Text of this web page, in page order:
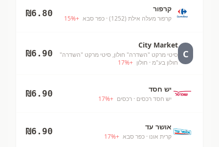
קרפור
קרפור מעלה אילת (1252) · כפר סבא +
15%
₪6.80
C
City Market
סיטי מרקט "השדרה" חולון, סיטי מרקט "השדרה"
חולון בע"מ· חולון +
17%
₪6.90
יש חסד
יש חסד רכסים · רכסים +
17%
₪6.90
אושר עד
קרית אונו · כפר סבא +
17%
₪6.90